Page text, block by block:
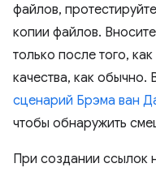
файлов,
копии файлов.
только после того,
качества, как обычно.
сценарий Брэма ван
чтобы обнаружить
При создании ссылок